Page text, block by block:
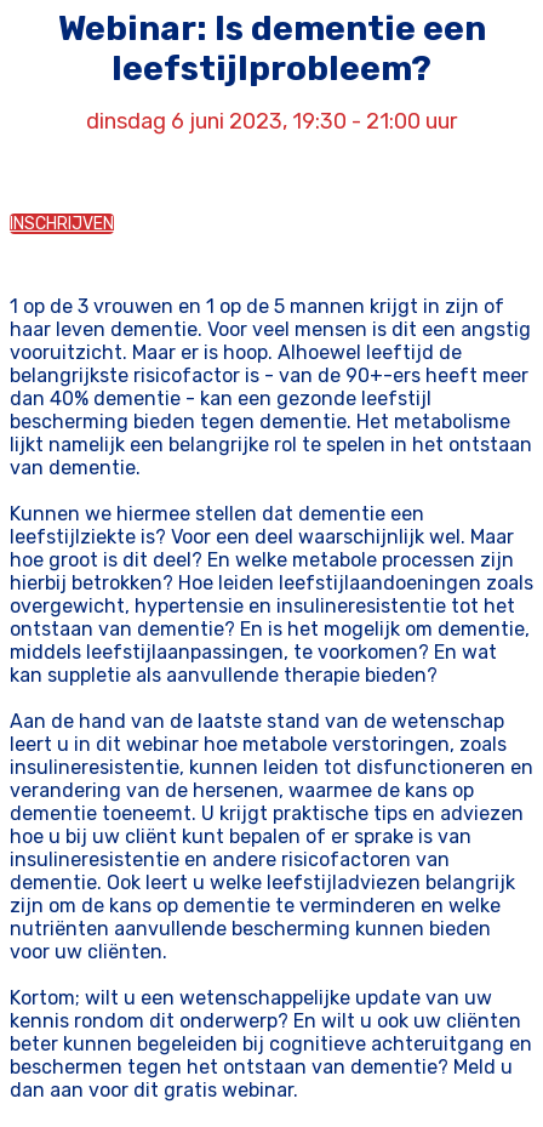
Webinar: Is dementie een
leefstijlprobleem?
dinsdag 6 juni 2023, 19:30 - 21:00 uur
INSCHRIJVEN
1 op de 3 vrouwen en 1 op de 5 mannen krijgt in zijn of
haar leven dementie. Voor veel mensen is dit een angstig
vooruitzicht. Maar er is hoop. Alhoewel leeftijd de
belangrijkste risicofactor is - van de 90+-ers heeft meer
dan 40% dementie - kan een gezonde leefstijl
bescherming bieden tegen dementie. Het metabolisme
lijkt namelijk een belangrijke rol te spelen in het ontstaan
van dementie.
Kunnen we hiermee stellen dat dementie een
leefstijlziekte is? Voor een deel waarschijnlijk wel. Maar
hoe groot is dit deel? En welke metabole processen zijn
hierbij betrokken? Hoe leiden leefstijlaandoeningen zoals
overgewicht, hypertensie en insulineresistentie tot het
ontstaan van dementie? En is het mogelijk om dementie,
middels leefstijlaanpassingen, te voorkomen? En wat
kan suppletie als aanvullende therapie bieden?
Aan de hand van de laatste stand van de wetenschap
leert u in dit webinar hoe metabole verstoringen, zoals
insulineresistentie, kunnen leiden tot disfunctioneren en
verandering van de hersenen, waarmee de kans op
dementie toeneemt. U krijgt praktische tips en adviezen
hoe u bij uw cliënt kunt bepalen of er sprake is van
insulineresistentie en andere risicofactoren van
dementie. Ook leert u welke leefstijladviezen belangrijk
zijn om de kans op dementie te verminderen en welke
nutriënten aanvullende bescherming kunnen bieden
voor uw cliënten.
Kortom; wilt u een wetenschappelijke update van uw
kennis rondom dit onderwerp? En wilt u ook uw cliënten
beter kunnen begeleiden bij cognitieve achteruitgang en
beschermen tegen het ontstaan van dementie? Meld u
dan aan voor dit gratis webinar.